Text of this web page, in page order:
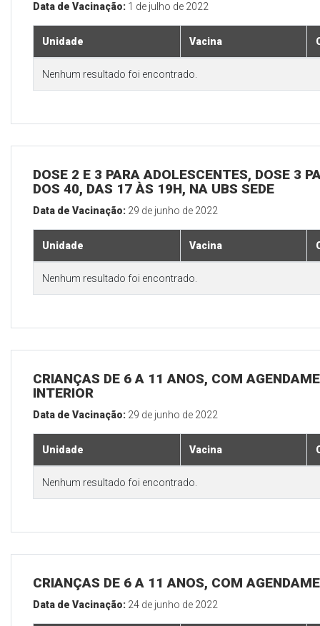
Data de Vacinação: 1 de julho de 2022
Unidade Vacina
Nenhum resultado foi encontrado.
DOSE 2 E 3 PARA ADOLESCENTES, DOSE 3
DOS 40, DAS 17 ÀS 19H, NA UBS SEDE
Data de Vacinação: 29 de junho de 2022
Unidade Vacina
Nenhum resultado foi encontrado.
CRIANÇAS DE 6 A 11 ANOS, COM
INTERIOR
Data de Vacinação: 29 de junho de 2022
Unidade Vacina
Nenhum resultado foi encontrado.
CRIANÇAS DE 6 A 11 ANOS, COM
Data de Vacinação: 24 de junho de 2022